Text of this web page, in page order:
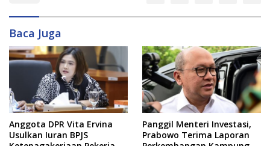
Baca Juga
Anggota DPR Vita Ervina
Usulkan Iuran BPJS
Panggil Menteri Investasi,
Prabowo Terima Laporan